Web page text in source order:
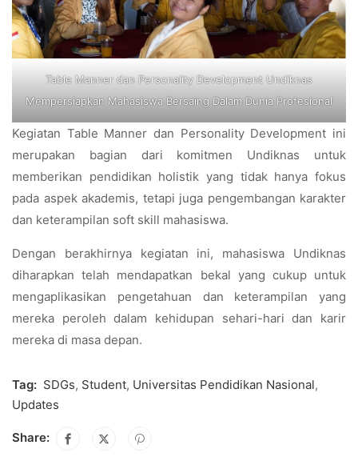
Table Manner dan Personality Development Undiknas
Mempersiapkan Mahasiswa Bersaing Dalam Dunia Profesional
Kegiatan Table Manner dan Personality Development ini
merupakan bagian dari komitmen Undiknas untuk
memberikan pendidikan holistik yang tidak hanya fokus
pada aspek akademis, tetapi juga pengembangan karakter
dan keterampilan soft skill mahasiswa.
Dengan berakhirnya kegiatan ini, mahasiswa Undiknas
diharapkan telah mendapatkan bekal yang cukup untuk
mengaplikasikan pengetahuan dan keterampilan yang
mereka peroleh dalam kehidupan sehari-hari dan karir
mereka di masa depan.
Tag: SDGs, Student, Universitas Pendidikan Nasional,
Updates
Share: